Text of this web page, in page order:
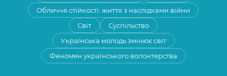
Обличчя стійкості: життя з наслідками війни
Світ
Суспільство
Українська молодь змінює світ
Феномен українського волонтерства